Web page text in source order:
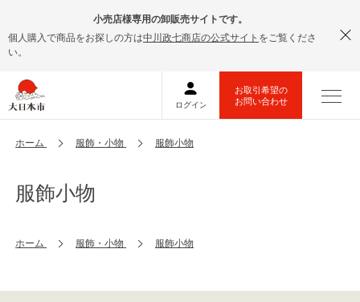
小売店様専用の卸販売サイトです。
個人購入で商品をお探しの方は中川政七商店の公式サイト をご覧くださ
い。
ホーム 服飾・小物 服飾小物
服飾小物
ホーム 服飾・小物 服飾小物